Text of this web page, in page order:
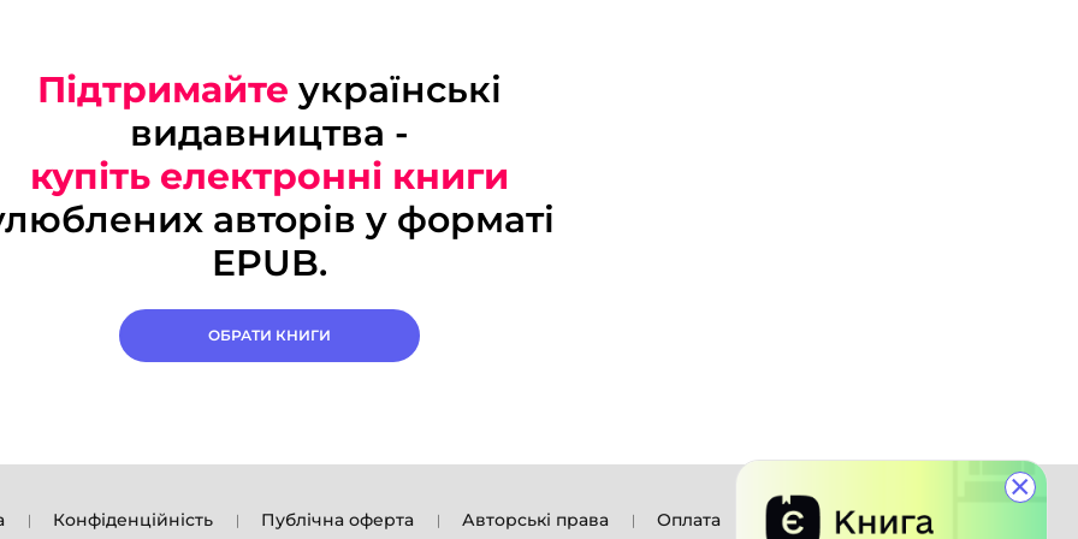
×
Підтримайте українські
видавництва -
купіть електронні книги
авторів у форматі
EPUB.
ОБРАТИ КНИГИ
Конфіденційність Публічна оферта Авторські права Оплата